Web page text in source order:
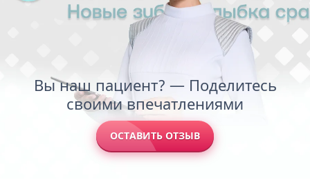
Вы наш пациент? — Поделитесь
своими впечатлениями
ОСТАВИТЬ ОТЗЫВ